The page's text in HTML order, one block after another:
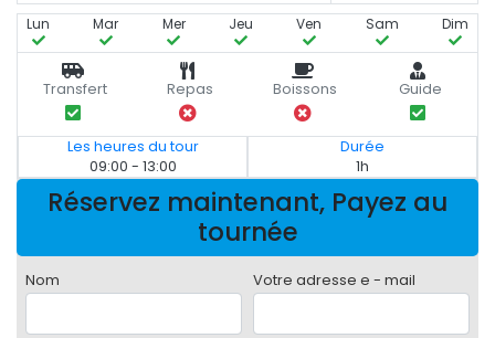
Lun Mar Mer Jeu Ven Sam Dim
Transfert Repas Boissons Guide
Les heures du tour
09:00 - 13:00
Durée
1h
Réservez maintenant, Payez au
tournée
Nom Votre adresse e - mail